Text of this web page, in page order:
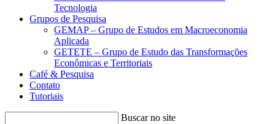
Tecnologia
Grupos de Pesquisa
GEMAP – Grupo de Estudos em Macroeconomia
Aplicada
GETETE – Grupo de Estudo das Transformações
Econômicas e Territoriais
Café & Pesquisa
Contato
Tutoriais
Buscar no site